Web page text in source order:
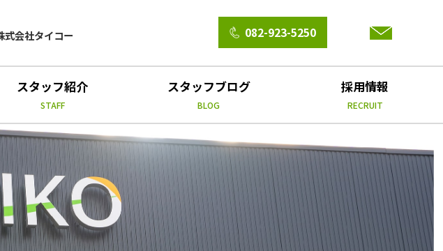
式会社タイコー 082-923-5250
スタッフ紹介
STAFF
スタッフブログ
BLOG
採用情報
RECRUIT